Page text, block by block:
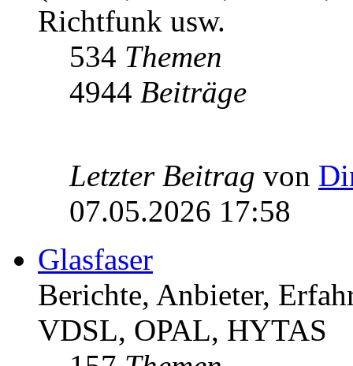
Richtfunk usw.
534 Themen
4944 Beiträge
Letzter Beitrag von
07.05.2026 17:58
Glasfaser
Berichte, Anbieter,
VDSL, OPAL, HYTAS